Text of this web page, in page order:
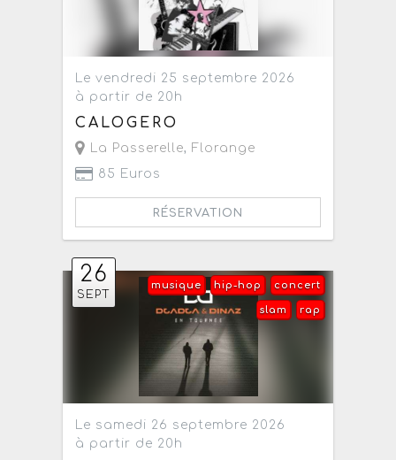
Le vendredi 25 septembre 2026
à partir de 20h
CALOGERO
La Passerelle, Florange
85 Euros
RÉSERVATION
26
SEPT
concert
hip-hop
musique
rap
slam
Le samedi 26 septembre 2026
à partir de 20h